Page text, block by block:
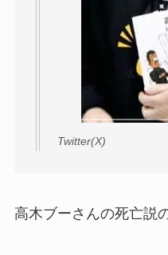
Twitter(X)
高木ブーさんの死亡説